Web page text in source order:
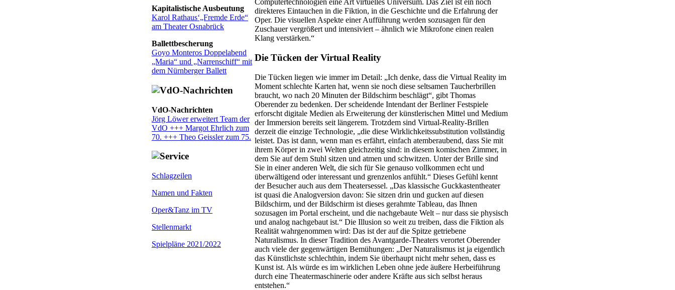
Kapitalistische Ausbeutung
Karol Rathaus‘„Fremde Erde“
am Theater Osnabrück
Ballettbescherung
Goyo Monteros Doppelabend
„Maria“ und „Narrenschiff“ mit
dem Nürnberger Ballett
VdO-Nachrichten
Jörg Löwer erweitert Team der
VdO +++ Margot Ehrlich zum
70. +++ Theo Geissler zum 75.
Schlagzeilen
Namen und Fakten
Oper&Tanz im TV
Stellenmarkt
Spielpläne 2021/2022
Computertechnologien eine Art virtuelles Universum. Das Ziel ist ein noch
direkteres Eintauchen in die Fiktion, in die Geschichte und die Erfahrung der
Oper. Die visuellen Aspekte einer Aufführung werden sozusagen für den
Zuschauer vergrößert und intensiviert – ähnlich wie Mikrofone einen realen
Klang verstärken.“
Die Tücken der Virtual Reality
Die Tücken liegen wie immer im Detail: „Ich denke, dass die Virtual Reality im
Moment schlechte Karten hat, wenn sie noch diese seltsamen Taucherbrillen
braucht, wo nach 20 Minuten der Bildschirm beschlägt“, gibt Thomas
Oberender zu bedenken. Der scheidende Intendant der Berliner Festspiele
erforscht digitale Medien als Erweiterung der künstlerischen Mittel und Medium
der Immersion bereits seit längerem. Trotzdem sind Virtual-Reality-Brillen
derzeit die einzige Technologie, „die diese Wirklichkeitssubstitution vollständig
leistet. Das ist dann, wenn man es erfährt, einfach atemberaubend, dass Sie mit
ihrem Körper in zwei Welten gleichzeitig sind: in diesem komischen Zimmer, in
dem Sie auf dem Stuhl sitzen und atmen und schwitzen. Unter der Brille sind
Sie in einer anderen Welt, die sich für Sie genauso vollkommen echt und
überwältigend oder interessant und grenzenlos anfühlt.“ Dieses Gefühl kennt
der Besucher auch aus dem Theatersessel. „Das klassische Guckkastentheater
ist quasi die Analogversion davon: Sie sitzen drin und gucken auf diesen
Bildschirm, und der Bildschirm ist dieses gerahmte Tableau, das Ihnen
sozusagen im Portal erscheint, und die nachgebaute Welt – nur dass sie physisch
und analog nachgebaut ist.“ Die Illusion so weit zu treiben, dass die Fiktion als
Realität wahrgenommen wird: Das ist der auf die Spitze getriebene
Naturalismus. In dieser Tradition des Avantgarde-Theaters verortet Oberender
auch viele der gegenwärtigen Bemühungen: „Der Naturalismus ist ja eigentlich
das Künstlichste schlechthin, indem Sie überhaupt nicht mehr sehen, dass es
Kunst ist. Als würde es im wirklichen Leben ohne jede äußere Herbeiführung
durch eine Theatermaschinerie oder andere Kräfte aus sich selbst heraus
entstehen.“